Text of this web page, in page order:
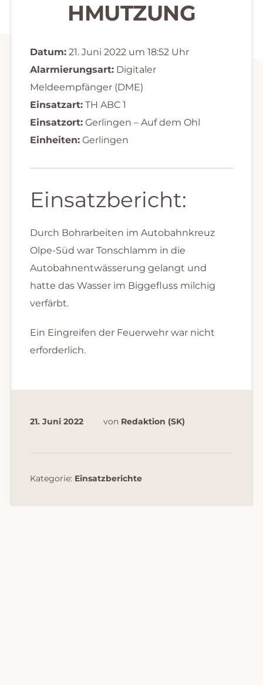
HMUTZUNG
Datum:21. Juni 2022 um 18:52 Uhr
Alarmierungsart:Digitaler
Meldeempfänger (DME)
Einsatzart:TH ABC 1
Einsatzort:Gerlingen – Auf dem Ohl
Einheiten:Gerlingen
Einsatzbericht:
Durch Bohrarbeiten im Autobahnkreuz
Olpe-Süd war Tonschlamm in die
Autobahnentwässerung gelangt und
hatte das Wasser im Biggefluss milchig
verfärbt.
Ein Eingreifen der Feuerwehr war nicht
erforderlich.
21. Juni 2022 von Redaktion (SK)
Kategorie: Einsatzberichte